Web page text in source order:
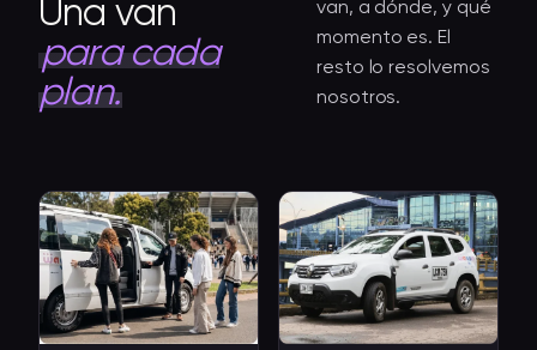
Una van
para cada
plan.
van, a dónde, y qué
momento es. El
resto lo resolvemos
nosotros.